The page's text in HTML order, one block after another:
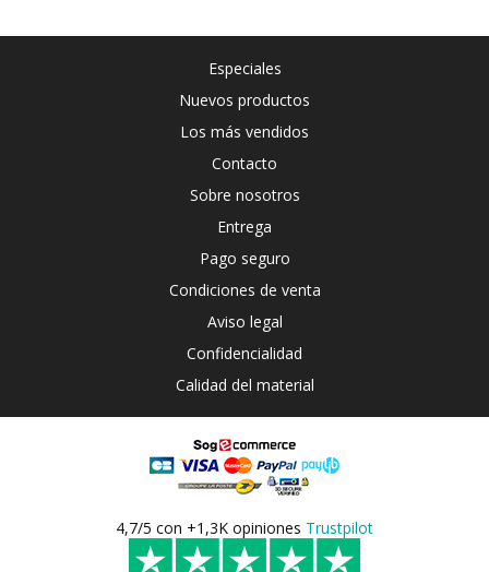
Especiales
Nuevos productos
Los más vendidos
Contacto
Sobre nosotros
Entrega
Pago seguro
Condiciones de venta
Aviso legal
Confidencialidad
Calidad del material
4,7/5 con +1,3K opiniones Trustpilot